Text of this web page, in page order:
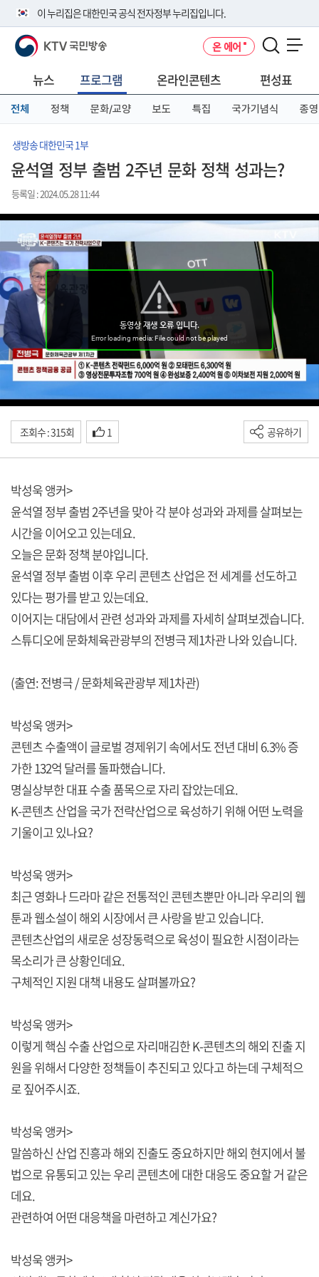
이 누리집은 대한민국 공식 전자정부 누리집입니다.
공식 누리집 주소 확인하기
니다.
이밖에 or.kr 또는 .kr등 다른 도메인 주소를 사용하고 있다면 아래 URL에
서 도메인 주소를 확인해 보세요
KTV 국민방송 온 에어
뉴스 프로그램 온라인콘텐츠 편성표
전체 정책 문화/교양 보도 특집 국가기념식 종영
생방송 대한민국 1부
윤석열 정부 출범 2주년 문화 정책 성과는?
등록일 : 2024.05.28 11:44
조회수 : 315회 1 공유하기
박성욱 앵커>
윤석열 정부 출범 2주년을 맞아 각 분야 성과와 과제를 살펴보는
시간을 이어오고 있는데요.
오늘은 문화 정책 분야입니다.
윤석열 정부 출범 이후 우리 콘텐츠 산업은 전 세계를 선도하고
있다는 평가를 받고 있는데요.
이어지는 대담에서 관련 성과와 과제를 자세히 살펴보겠습니다.
스튜디오에 문화체육관광부의 전병극 제1차관 나와 있습니다.
(출연: 전병극 / 문화체육관광부 제1차관)
박성욱 앵커>
콘텐츠 수출액이 글로벌 경제위기 속에서도 전년 대비 6.3% 증
가한 132억 달러를 돌파했습니다.
명실상부한 대표 수출 품목으로 자리 잡았는데요.
K-콘텐츠 산업을 국가 전략산업으로 육성하기 위해 어떤 노력을
기울이고 있나요?
박성욱 앵커>
최근 영화나 드라마 같은 전통적인 콘텐츠뿐만 아니라 우리의 웹
툰과 웹소설이 해외 시장에서 큰 사랑을 받고 있습니다.
콘텐츠산업의 새로운 성장동력으로 육성이 필요한 시점이라는
목소리가 큰 상황인데요.
구체적인 지원 대책 내용도 살펴볼까요?
박성욱 앵커>
이렇게 핵심 수출 산업으로 자리매김한 K-콘텐츠의 해외 진출 지
원을 위해서 다양한 정책들이 추진되고 있다고 하는데 구체적으
로 짚어주시죠.
박성욱 앵커>
말씀하신 산업 진흥과 해외 진출도 중요하지만 해외 현지에서 불
법으로 유통되고 있는 우리 콘텐츠에 대한 대응도 중요할 거 같은
데요.
관련하여 어떤 대응책을 마련하고 계신가요?
박성욱 앵커>